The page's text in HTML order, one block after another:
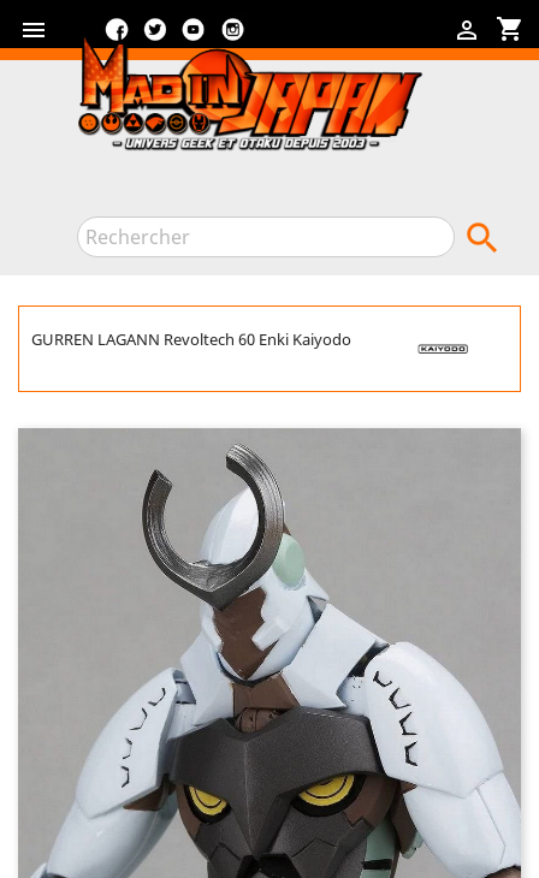
 shopping_cart

FacebookTwitterYouTube

GURREN LAGANN Revoltech 60 Enki Kaiyodo